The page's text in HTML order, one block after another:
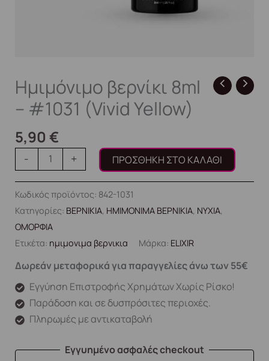
Ημιμόνιμο βερνίκι 8ml
– #1031 (Vivid Yellow)
5,90 €
- + ΠΡΟΣΘΉΚΗ ΣΤΟ ΚΑΛΆΘΙ
Κωδικός προϊόντος: 842-1031
Κατηγορίες: ΒΕΡΝΙΚΙΑ, ΗΜΙΜΟΝΙΜΑ ΒΕΡΝΙΚΙΑ, ΝΥΧΙΑ,
ΟΜΟΡΦΙΑ
Ετικέτα: ημιμονιμα βερνικια Μάρκα: ELIXIR
Δωρεάν μεταφορικά για παραγγελίες άνω των 55€
Εγγύηση Επιστροφής Χρημάτων Χωρίς Ρίσκο!
Παράδοση και σε δυσπρόσιτες περιοχές.
Πληρωμές με αντικαταβολή
Εγγυημένο ασφαλές checkout